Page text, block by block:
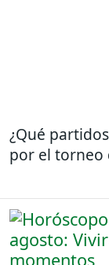
¿Qué
por el torneo